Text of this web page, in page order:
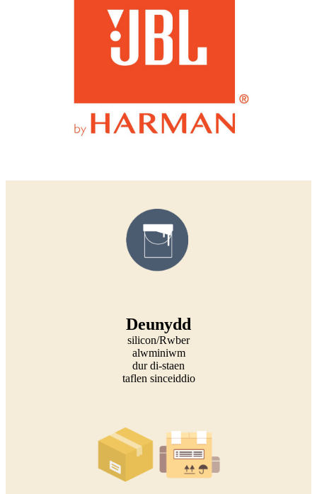
Deunydd
silicon/Rwber
alwminiwm
dur di-staen
taflen sinceiddio